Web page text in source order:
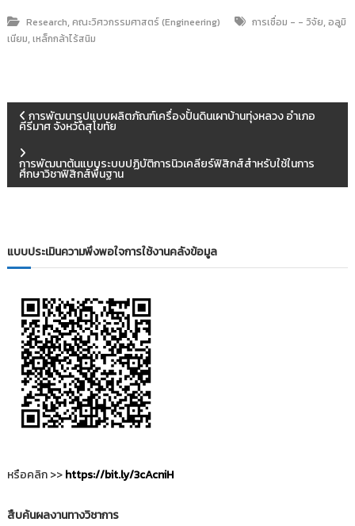
Research,คณะวิศวกรรมศาสตร์ (Engineering) การเชื่อม - - วิจัย,อลูมิ
เนียม,เหล็กกล้าไร้สนิม
น
ะ
น
การพัฒนารูปแบบผลิตภัณฑ์เครื่องปั้นดินเผาบ้านทุ่งหลวง อำเภอ
คีรีมาศ จังหวัดสุโขทัย
การพัฒนาต้นแบบระบบปฏิบัติการนิวเคลียร์ฟิสิกส์สำหรับใช้ในการ
ศึกษาวิชาฟิสิกส์พื้นฐาน
แบบประเมินความพึงพอใจการใช้งานคลังข้อมูล
หรือคลิก >>https://bit.ly/3cAcniH
สืบค้นผลงานทางวิชาการ